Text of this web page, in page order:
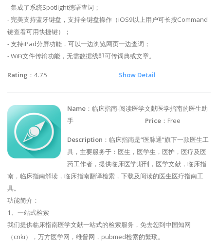
- 集成了系统Spotlight德语查词；
- 完美支持蓝牙键盘，支持全键盘操作（iOS9以上用户可长按Command
键查看可用快捷键）；
- 支持iPad分屏功能，可以一边浏览网页一边查词；
- WiFi文件传输功能，无需数据线即可传词典或文章。
Rating ：4.75 Show Detail
Name ：临床指南-阅读医学文献医学指南的医生助
手
Price ：Free
Description ：临床指南是“医脉通”旗下一款医生工
具，主要服务于：医生，医学生，医护，医疗及医
药工作者，提供临床医学期刊，医学文献，临床指
南，临床指南解读，临床指南翻译检索，下载及阅读的医生医疗指南工
具。
功能简介：
1、一站式检索
我们提供临床指南医学文献一站式的检索服务，免去您到中国知网
（cnki），万方医学网，维普网，pubmed检索的繁琐。